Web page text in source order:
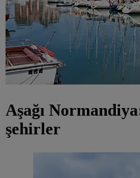
Aşağı
şehirler